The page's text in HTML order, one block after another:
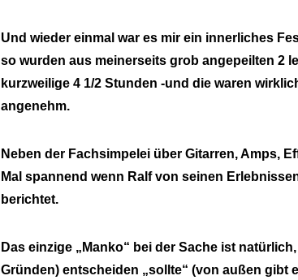
Und wieder einmal war es mir ein innerliches
so wurden aus meinerseits grob angepeilten 2
kurzweilige 4 1/2 Stunden -und die waren
angenehm.
Neben der Fachsimpelei über Gitarren, Amps,
Mal spannend wenn Ralf von seinen
berichtet.
Das einzige „Manko“ bei der Sache ist
Gründen) entscheiden „sollte“ (von außen gibt